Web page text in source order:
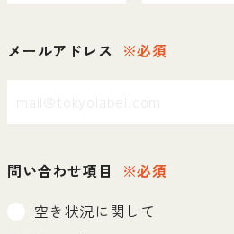
メールアドレス ※必須
問い合わせ項目
※必須
空き状況に関して